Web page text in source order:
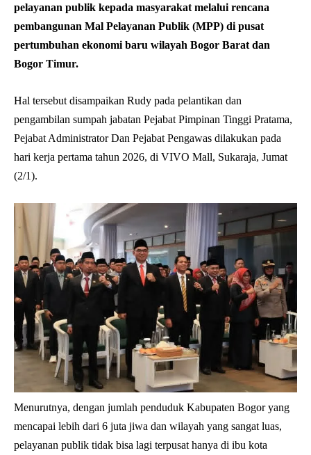
pelayanan publik kepada masyarakat melalui rencana
pembangunan Mal Pelayanan Publik (MPP) di pusat
pertumbuhan ekonomi baru wilayah Bogor Barat dan
Bogor Timur.
Hal tersebut disampaikan Rudy pada pelantikan dan
pengambilan sumpah jabatan Pejabat Pimpinan Tinggi Pratama,
Pejabat Administrator Dan Pejabat Pengawas dilakukan pada
hari kerja pertama tahun 2026, di VIVO Mall, Sukaraja, Jumat
(2/1).
Menurutnya, dengan jumlah penduduk Kabupaten Bogor yang
mencapai lebih dari 6 juta jiwa dan wilayah yang sangat luas,
pelayanan publik tidak bisa lagi terpusat hanya di ibu kota